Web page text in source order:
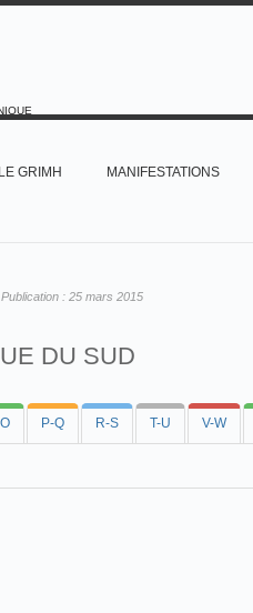
LE GRIMH MANIFESTATIONS
Publication : 25 mars 2015
DU SUD
P-Q R-S T-U V-W